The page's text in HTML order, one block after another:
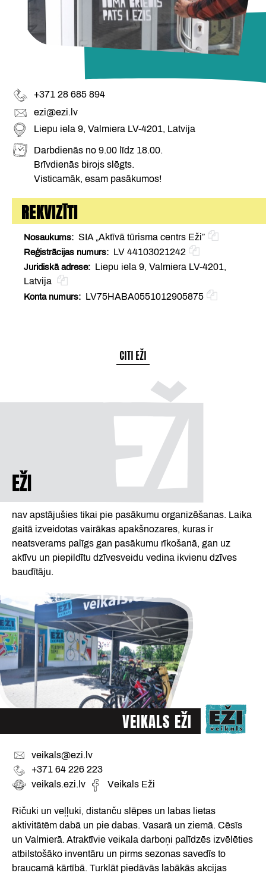
+371 28 685 894
ezi@ezi.lv
Liepu iela 9, Valmiera LV-4201, Latvija
Darbdienās no 9.00 līdz 18.00.
Brīvdienās birojs slēgts.
Visticamāk, esam pasākumos!
REKVIZĪTI
Nosaukums SIA „Aktīvā tūrisma centrs Eži”
Reģistrācijas numurs LV 44103021242
Juridiskā adrese
Liepu iela 9, Valmiera LV-4201,
Latvija
Konta numurs LV75HABA0551012905875
CITI EŽI
EŽI
nav apstājušies tikai pie pasākumu organizēšanas. Laika
gaitā izveidotas vairākas apakšnozares, kuras ir
neatsverams palīgs gan pasākumu rīkošanā, gan uz
aktīvu un piepildītu dzīvesveidu vedina ikvienu dzīves
baudītāju.
VEIKALS EŽI
veikals@ezi.lv
+371 64 226 223
veikals.ezi.lv
Veikals Eži
Ričuki un veļļuki, distanču slēpes un labas lietas
aktivitātēm dabā un pie dabas. Vasarā un ziemā. Cēsīs
un Valmierā. Atraktīvie veikala darboņi palīdzēs izvēlēties
atbilstošāko inventāru un pirms sezonas savedīs to
braucamā kārtībā. Turklāt piedāvās labākās akcijas